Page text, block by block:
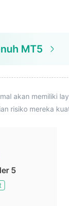
MT5
akan memiliki
risiko mereka
5